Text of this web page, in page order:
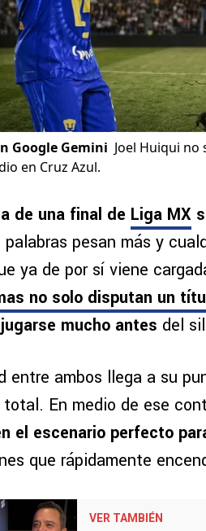
Google Gemini Joel Huiqui no
en Cruz Azul.
de una final de Liga MX
palabras pesan más y
ya de por sí viene
no solo disputan un
mucho antes del
entre ambos llega a su
En medio de ese
el escenario perfecto
que rápidamente
VER TAMBIÉN